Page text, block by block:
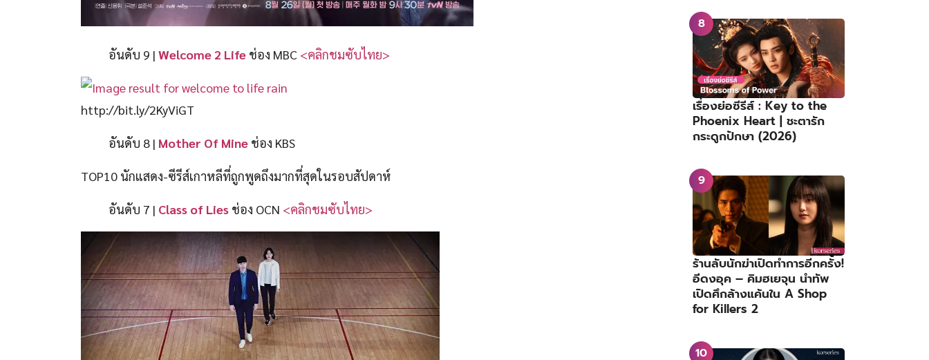
อันดับ 9 |​ Welcome 2 Life ช่อง MBC <คลิกชมซับไทย>
http://bit.ly/2KyViGT
อันดับ 8 | Mother Of Mine ช่อง KBS
TOP10 นักแสดง-ซีรีส์เกาหลีที่ถูกพูดถึงมากที่สุดในรอบสัปดาห์
อันดับ 7 | Class of Lies ช่อง OCN <คลิกชมซับไทย>
เรื่องย่อซีรีส์ : Key to the
Phoenix Heart | ชะตารัก
กระดูกปักษา (2026)
ร้านลับนักฆ่าเปิดทำการอีกครั้ง!
อีดงอุค – คิมฮเยจุน นำทัพ
เปิดศึกล้างแค้นใน A Shop
for Killers 2